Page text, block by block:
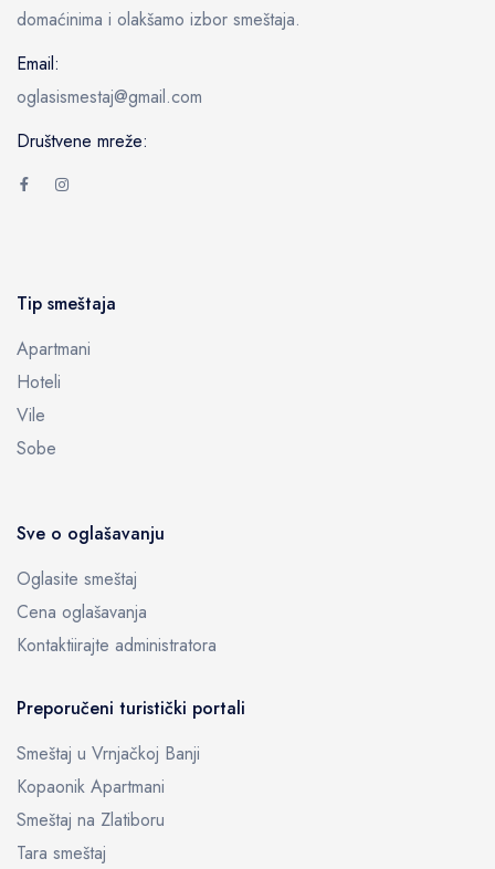
domaćinima i olakšamo izbor smeštaja.
Email:
oglasismestaj@gmail.com
Društvene mreže:
Tip smeštaja
Apartmani
Hoteli
Vile
Sobe
Sve o oglašavanju
Oglasite smeštaj
Cena oglašavanja
Kontaktiirajte administratora
Preporučeni turistički portali
Smeštaj u Vrnjačkoj Banji
Kopaonik Apartmani
Smeštaj na Zlatiboru
Tara smeštaj